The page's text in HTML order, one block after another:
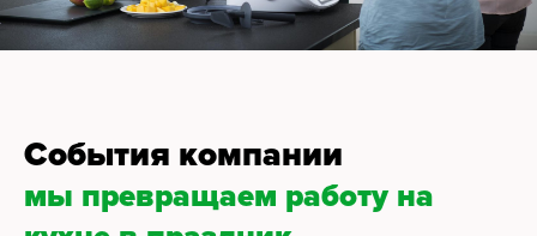
События компании
мы превращаем работу на